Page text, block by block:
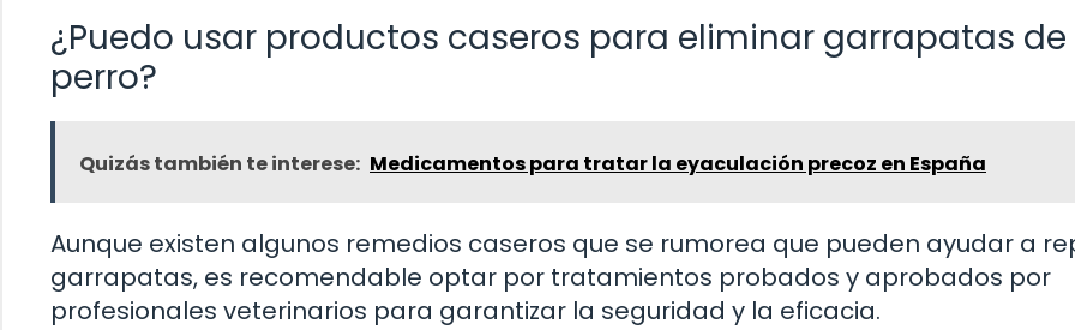
¿Puedo usar productos caseros para eliminar garrapatas de
perro?
Quizás también te interese: Medicamentos para tratar la eyaculación precoz en España
Aunque existen algunos remedios caseros que se rumorea que pueden ayudar a
garrapatas, es recomendable optar por tratamientos probados y aprobados por
profesionales veterinarios para garantizar la seguridad y la eficacia.